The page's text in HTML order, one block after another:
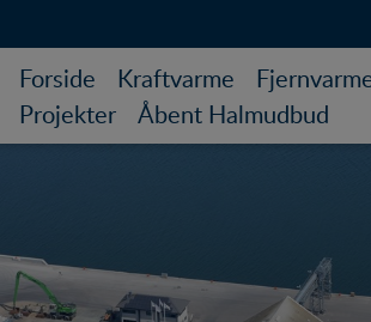
Forside Kraftvarme
Projekter
Åbent Halmudbud